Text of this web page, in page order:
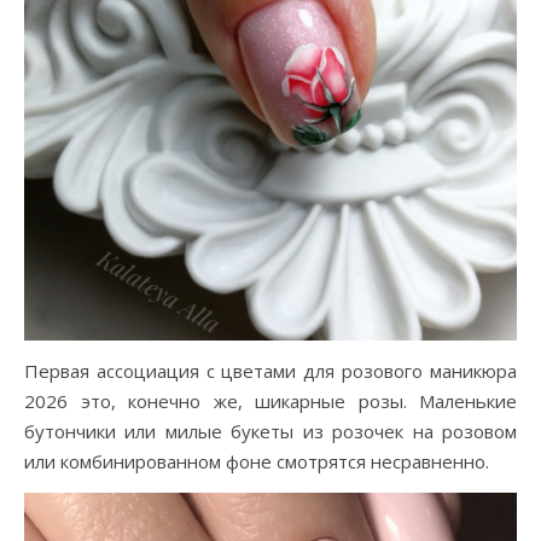
Первая ассоциация с цветами для розового маникюра
2026 это, конечно же, шикарные розы. Маленькие
бутончики или милые букеты из розочек на розовом
или комбинированном фоне смотрятся несравненно.